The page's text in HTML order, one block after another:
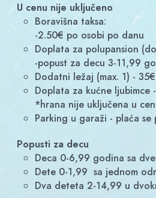
U cenu nije uključeno
Boravišna taksa:
-2.50€ po osobi po danu
Doplata za polupansion
-popust za decu 3-11,99
Dodatni ležaj (max. 1) -
Doplata za kućne ljubimce
*hrana nije uključena u
Parking u garaži - plaća
Popusti za decu
Deca 0-6,99 godina sa
Dete 0-1,99 sa jednom
Dva deteta 2-14,99 u